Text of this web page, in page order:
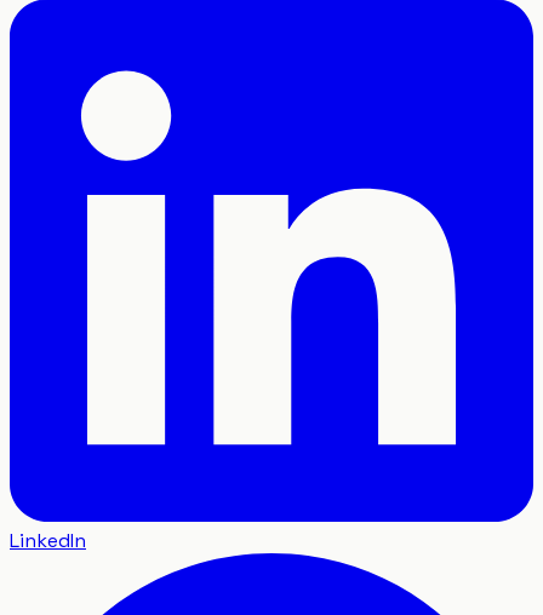
LinkedIn